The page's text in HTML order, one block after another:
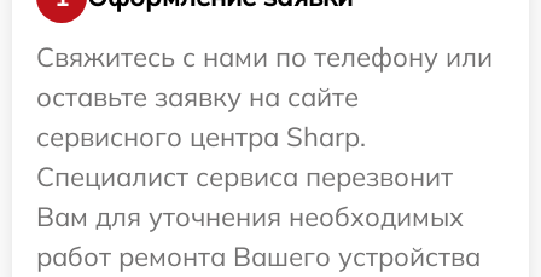
Свяжитесь с нами по телефону или
оставьте заявку на сайте
сервисного центра Sharp.
Специалист сервиса перезвонит
Вам для уточнения необходимых
работ ремонта Вашего устройства